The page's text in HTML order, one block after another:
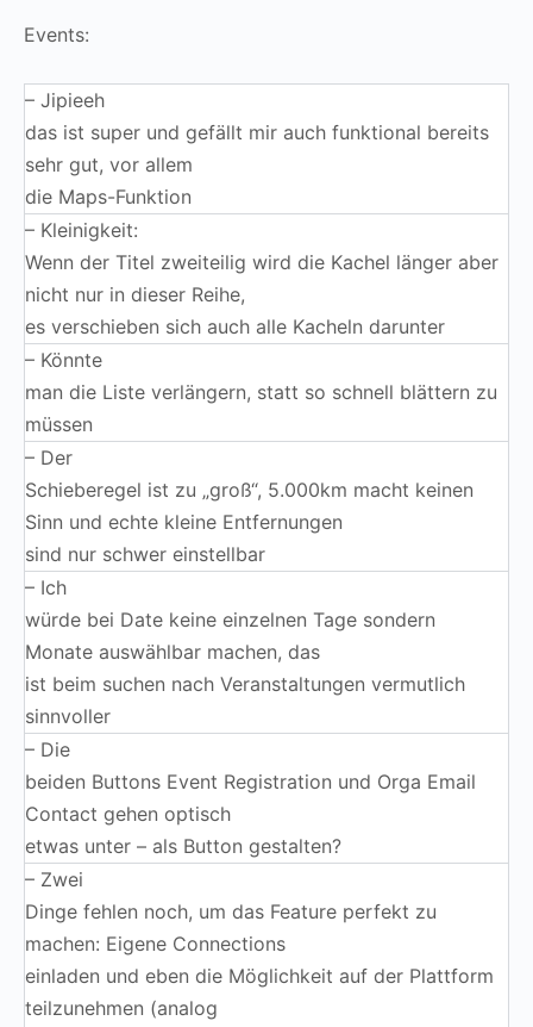
Events:
– Jipieeh
das ist super und gefällt mir auch funktional bereits
sehr gut, vor allem
die Maps-Funktion
– Kleinigkeit:
Wenn der Titel zweiteilig wird die Kachel länger aber
nicht nur in dieser Reihe,
es verschieben sich auch alle Kacheln darunter
– Könnte
man die Liste verlängern, statt so schnell blättern zu
müssen
– Der
Schieberegel ist zu „groß“, 5.000km macht keinen
Sinn und echte kleine Entfernungen
sind nur schwer einstellbar
– Ich
würde bei Date keine einzelnen Tage sondern
Monate auswählbar machen, das
ist beim suchen nach Veranstaltungen vermutlich
sinnvoller
– Die
beiden Buttons Event Registration und Orga Email
Contact gehen optisch
etwas unter – als Button gestalten?
– Zwei
Dinge fehlen noch, um das Feature perfekt zu
machen: Eigene Connections
einladen und eben die Möglichkeit auf der Plattform
teilzunehmen (analog